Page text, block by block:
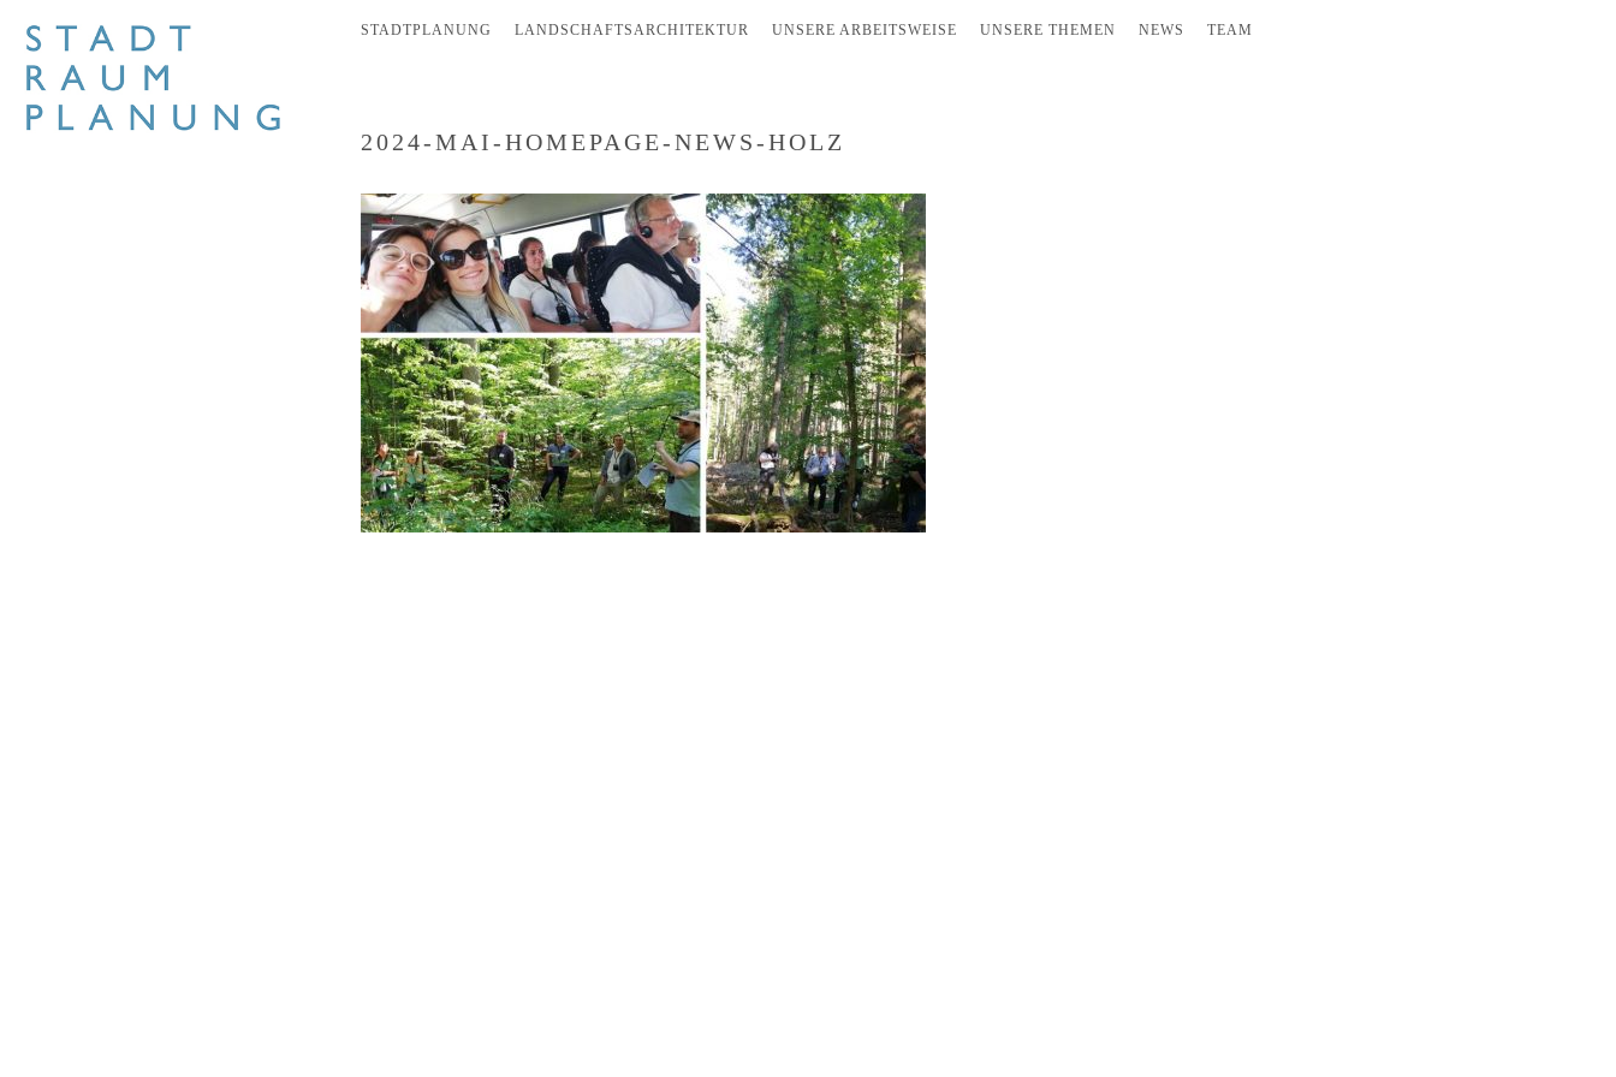
STADTPLANUNG LANDSCHAFTSARCHITEKTUR UNSERE ARBEITSWEISE UNSERE THEMEN NEWS TEAM
2024-MAI-HOMEPAGE-NEWS-HOLZ